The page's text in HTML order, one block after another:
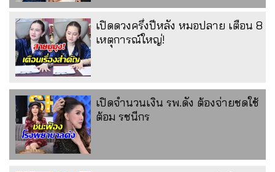
เปิดดวงครึ่งปีหลัง หมอปลาย เตือน 8
เหตุการณ์ใหญ่!
เปิดจำนวนเงิน รพ.ดัง ต้องจ่ายชดใช้
ต้อม รชนีกร